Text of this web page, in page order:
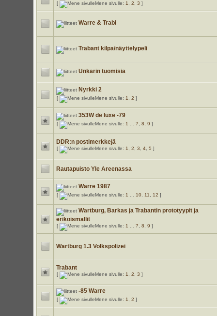
[ Mene sivulle: 1 2 3 ]
Warre & Trabi
Trabant kilpa/näyttelypeli
Unkarin tuomisia
Nyrkki 2
[ Mene sivulle: 1 2 ]
353W de luxe -79
[ Mene sivulle: 1 7 8 9 ]
DDR:n postimerkkejä
[ Mene sivulle: 1 2 3 4, 5 ]
Rautapuisto Yle Areenassa
Warre 1987
[ Mene sivulle: 1 10, 11 12 ]
Wartburg, Barkas ja Trabantin prototyypit ja
erikoismallit
[ Mene sivulle: 1 7 8 9 ]
Wartburg 1.3 Volkspolizei
Trabant
[ Mene sivulle: 1 2 3 ]
-85 Warre
[ Mene sivulle: 1 2 ]